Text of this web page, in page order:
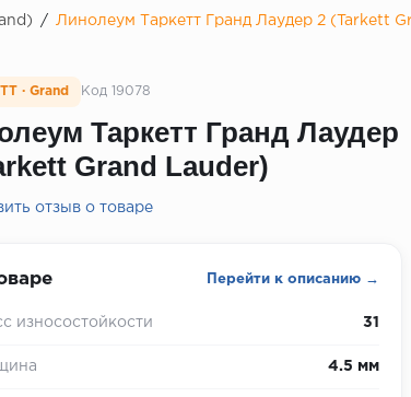
/ Линолеум Таркетт Гранд Лаудер 2 (Tarkett
· Grand Код 19078
Таркетт Гранд Лаудер
Grand Lauder)
отзыв о товаре
Перейти к описанию →
износостойкости 31
4.5 мм